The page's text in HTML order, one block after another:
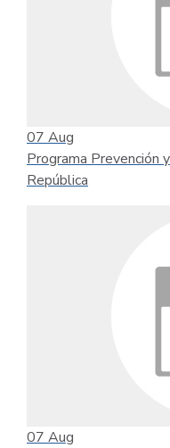
07 Aug
Programa Prevención
República
07 Aug